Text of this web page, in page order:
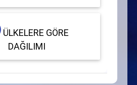
ÜLKELERE GÖRE
DAĞILIMI